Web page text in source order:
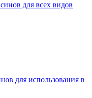
для всех видов
для использования в